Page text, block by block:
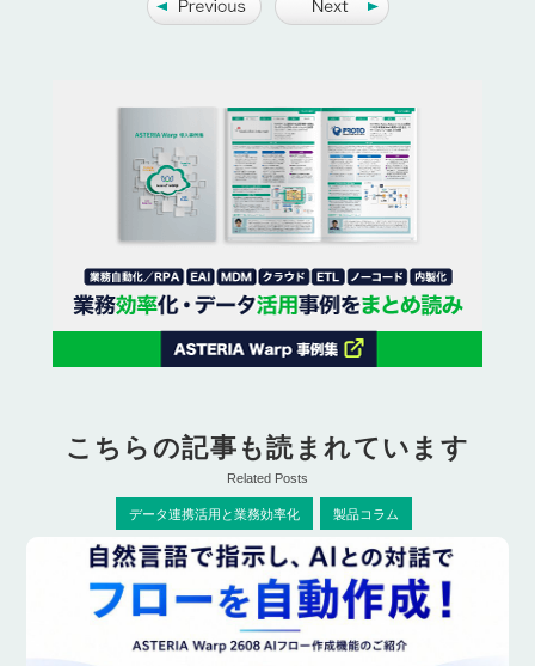
こちらの記事も読まれています
Related Posts
データ連携活用と業務効率化 製品コラム